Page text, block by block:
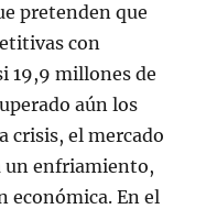
pretenden que
con
19,9 millones de
aún los
crisis, el mercado
un enfriamiento,
económica. En el